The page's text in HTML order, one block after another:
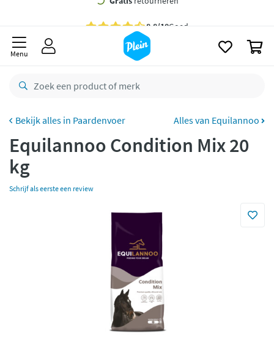
besteld,
retourneren
bezorgd
Betaal met Klarna
Menu
Paardenvoer Alles van Equilannoo
Equilannoo Condition Mix 20
kg
Schrijf als eerste een review